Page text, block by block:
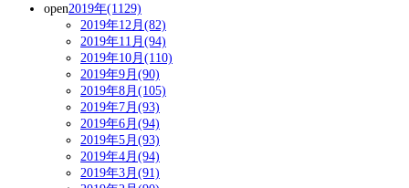
open2019年(1129)
2019年12月(82)
2019年11月(94)
2019年10月(110)
2019年9月(90)
2019年8月(105)
2019年7月(93)
2019年6月(94)
2019年5月(93)
2019年4月(94)
2019年3月(91)